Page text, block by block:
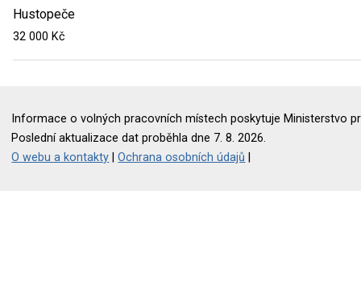
Hustopeče
32 000 Kč
Informace o volných pracovních místech poskytuje Ministerstvo
Poslední aktualizace dat proběhla dne 7. 8. 2026.
O webu a kontakty |Ochrana osobních údajů